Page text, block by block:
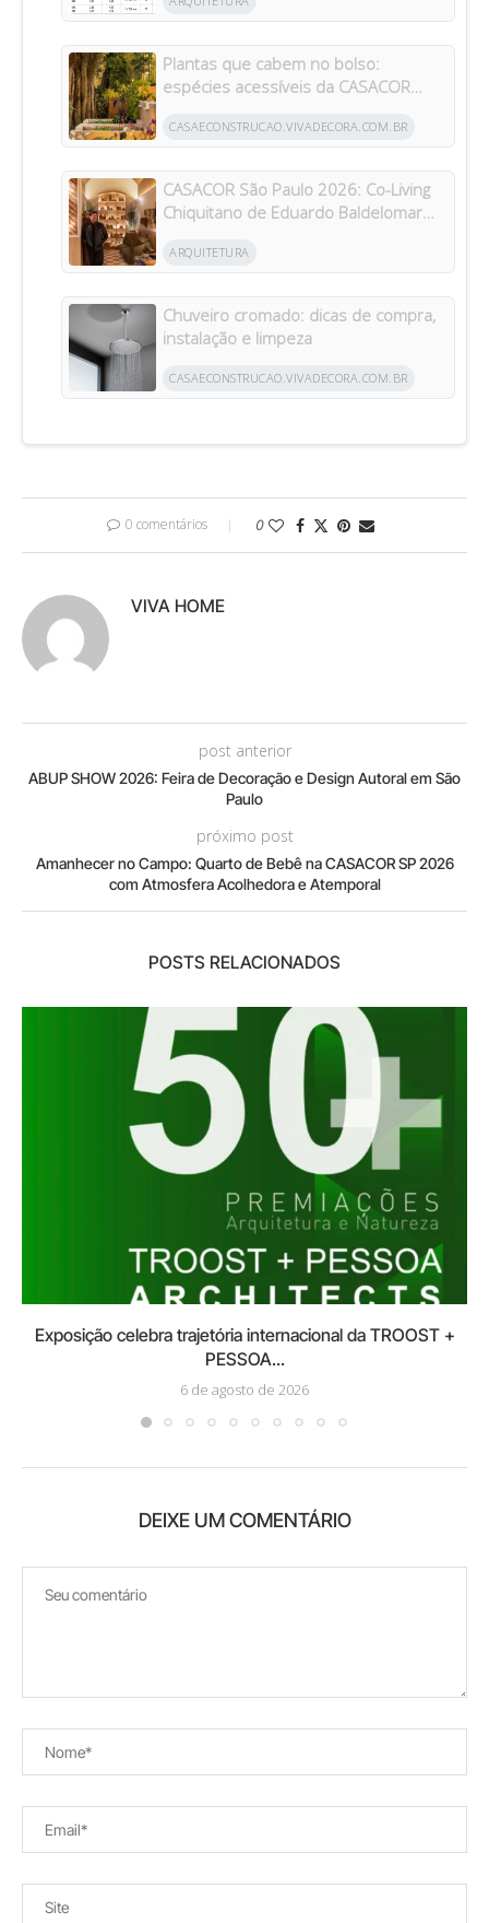
Plantas que cabem no bolso:
espécies acessíveis da CASACOR
CASAECONSTRUCAO.VIVADECORA.COM.BR
CASACOR São Paulo 2026: Co-Living
Chiquitano de Eduardo Baldelomar
ARQUITETURA
Chuveiro cromado: dicas de compra,
instalação e limpeza
CASAECONSTRUCAO.VIVADECORA.COM.BR
0 comentários 0
VIVA HOME
post anterior
ABUP SHOW 2026: Feira de Decoração e Design Autoral em São
Paulo
próximo post
Amanhecer no Campo: Quarto de Bebê na CASACOR SP 2026
com Atmosfera Acolhedora e Atemporal
POSTS RELACIONADOS
Exposição celebra trajetória internacional da TROOST +
PESSOA...
6 de agosto de 2026
DEIXE UM COMENTÁRIO